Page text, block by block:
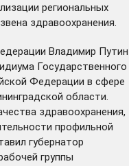
региональных
здравоохранения.
Владимир Путин
Государственного
Федерации в сфере
области.
здравоохранения,
профильной
губернатор
группы